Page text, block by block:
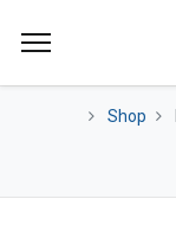
Shop